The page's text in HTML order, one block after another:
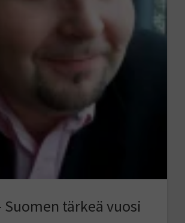
Suomen tärkeä vuosi